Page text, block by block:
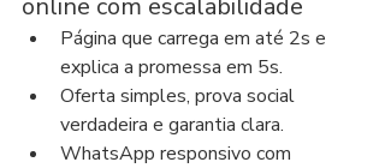
online com escalabilidade
Página que carrega em até 2s e
explica a promessa em 5s.
Oferta simples, prova social
verdadeira e garantia clara.
WhatsApp responsivo com